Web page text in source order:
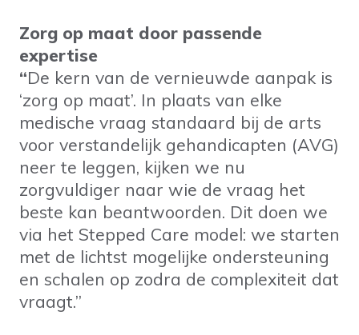
Zorg op maat door passende
expertise
“De kern van de vernieuwde aanpak is
‘zorg op maat’. In plaats van elke
medische vraag standaard bij de arts
voor verstandelijk gehandicapten (AVG)
neer te leggen, kijken we nu
zorgvuldiger naar wie de vraag het
beste kan beantwoorden. Dit doen we
via het Stepped Care model: we starten
met de lichtst mogelijke ondersteuning
en schalen op zodra de complexiteit dat
vraagt.”